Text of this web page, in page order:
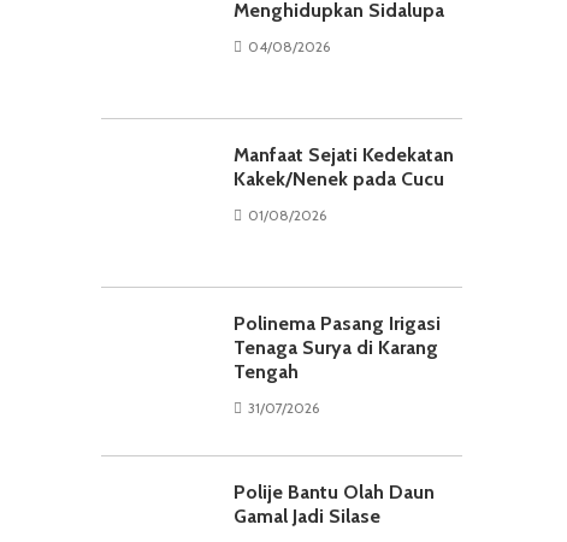
Menghidupkan Sidalupa
04/08/2026
Manfaat Sejati Kedekatan
Kakek/Nenek pada Cucu
01/08/2026
Polinema Pasang Irigasi
Tenaga Surya di Karang
Tengah
31/07/2026
Polije Bantu Olah Daun
Gamal Jadi Silase